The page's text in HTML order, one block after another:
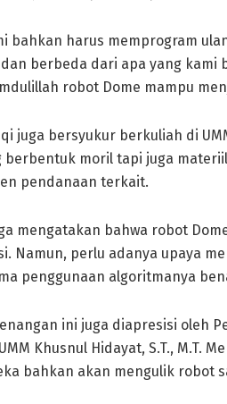
bahkan harus memprogram
berbeda dari apa yang kami
robot Dome mampu
juga bersyukur berkuliah di
berbentuk moril tapi juga
pendanaan terkait.
mengatakan bahwa robot
Namun, perlu adanya upaya
penggunaan algoritmanya
ini juga diapresisi oleh
Khusnul Hidayat, S.T., M.T.
bahkan akan mengulik robot